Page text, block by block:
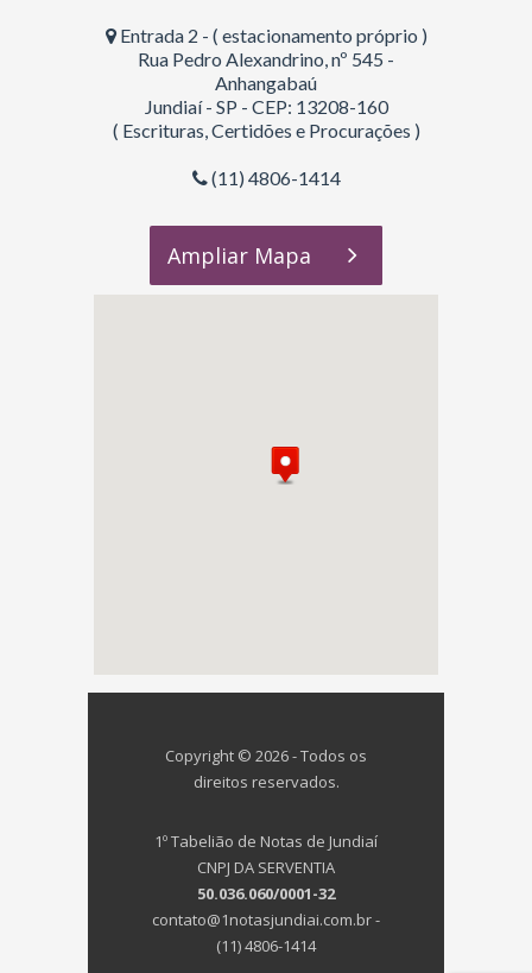
Entrada 2 - ( estacionamento próprio )
Rua Pedro Alexandrino, nº 545 -
Anhangabaú
Jundiaí - SP - CEP: 13208-160
( Escrituras, Certidões e Procurações )
(11) 4806-1414
Ampliar Mapa
Copyright © 2026 - Todos os
direitos reservados.
1º Tabelião de Notas de Jundiaí
CNPJ DA SERVENTIA
50.036.060/0001-32
contato@1notasjundiai.com.br -
(11) 4806-1414